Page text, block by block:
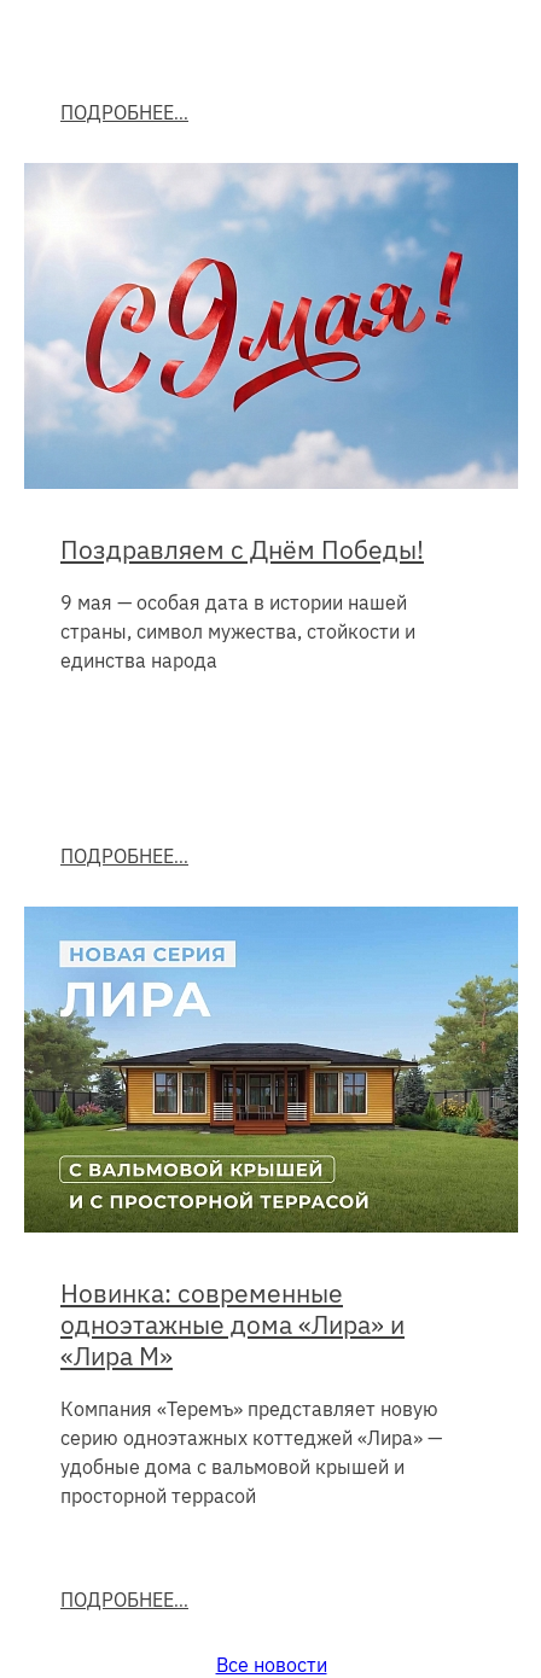
ПОДРОБНЕЕ
Поздравляем с Днём Победы!
9 мая — особая дата в истории нашей
страны, символ мужества, стойкости и
единства народа
ПОДРОБНЕЕ
Новинка: современные
одноэтажные дома «Лира» и
«Лира М»
Компания «Теремъ» представляет новую
серию одноэтажных коттеджей «Лира» —
удобные дома с вальмовой крышей и
просторной террасой
ПОДРОБНЕЕ
Все новости